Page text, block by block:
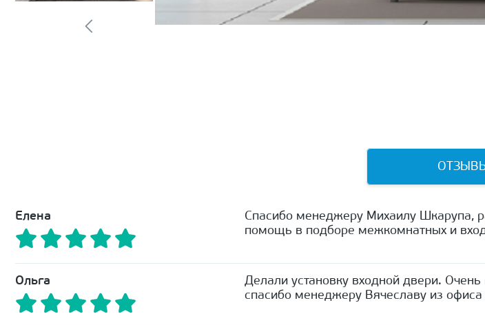
Елена
Спасибо менеджеру Михаилу Шкарупа,
помощь в подборе межкомнатных и
Ольга
Делали установку входной двери.
спасибо менеджеру Вячеславу из